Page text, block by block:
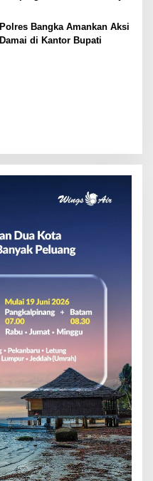
Polres Bangka Amankan Aksi
Damai di Kantor Bupati